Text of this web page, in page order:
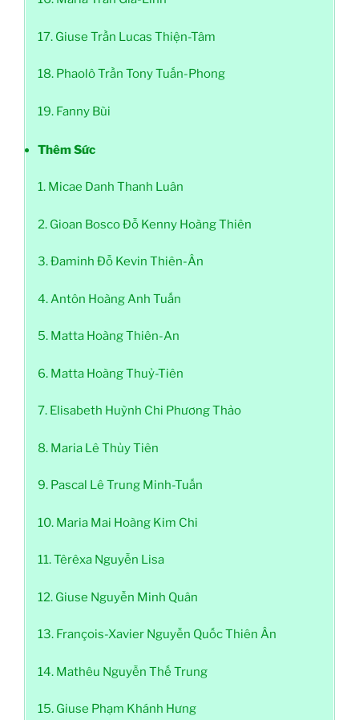
17. Giuse Trần Lucas Thiện-Tâm
18. Phaolô Trần Tony Tuấn-Phong
19. Fanny Bùi
Thêm Sức
1. Micae Danh Thanh Luân
2. Gioan Bosco Đỗ Kenny Hoàng Thiên
3. Đaminh Đỗ Kevin Thiên-Ân
4. Antôn Hoàng Anh Tuấn
5. Matta Hoàng Thiên-An
6. Matta Hoàng Thuỷ-Tiên
7. Elisabeth Huỳnh Chi Phương Thảo
8. Maria Lê Thủy Tiên
9. Pascal Lê Trung Minh-Tuấn
10. Maria Mai Hoàng Kim Chi
11. Têrêxa Nguyễn Lisa
12. Giuse Nguyễn Minh Quân
13. François-Xavier Nguyễn Quốc Thiên Ân
14. Mathêu Nguyễn Thế Trung
15. Giuse Phạm Khánh Hưng